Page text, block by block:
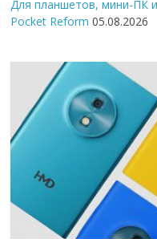
Для планшетов, мини-ПК
Pocket Reform 05.08.2026